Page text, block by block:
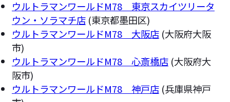
ウルトラマンワールドM78 東京スカイツリータ
ウン・ソラマチ店(東京都墨田区)
ウルトラマンワールドM78 大阪店(大阪府大阪
市)
ウルトラマンワールドM78 心斎橋店(大阪府大
阪市)
ウルトラマンワールドM78 神戸店(兵庫県神戸